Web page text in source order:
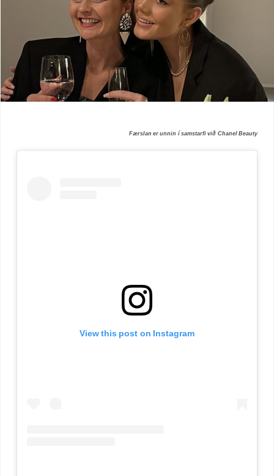
Færslan er unnin í samstarfi við Chanel Beauty
View this post on Instagram